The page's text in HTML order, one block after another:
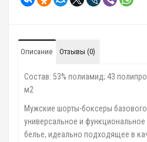
Описание Отзывы (0)
Состав: 53% полиамид; 43
м2
Мужские шорты-боксеры базового
универсальное и
белье, идеально подходящее в